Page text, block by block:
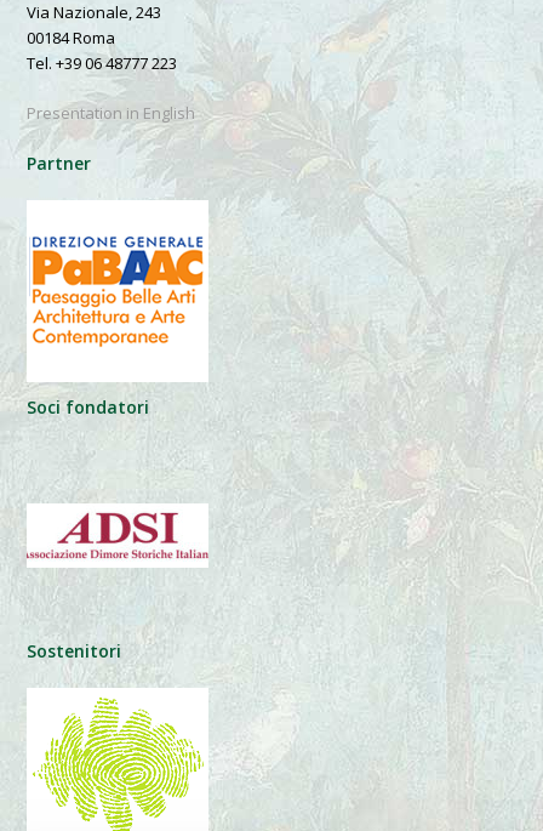
Via Nazionale, 243
00184 Roma
Tel. +39 06 48777 223
Presentation in English
Partner
Soci fondatori
Sostenitori